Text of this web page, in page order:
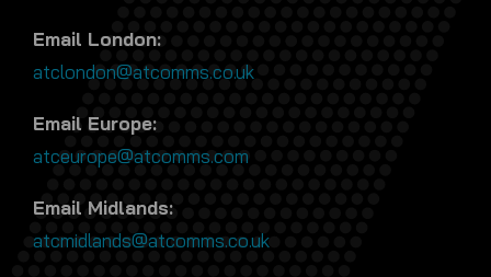
Email London:
atclondon@atcomms.co.uk
Email Europe:
atceurope@atcomms.com
Email Midlands:
atcmidlands@atcomms.co.uk